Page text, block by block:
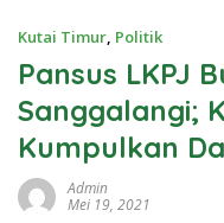
Kutai Timur, Politik
Pansus LKPJ
Sanggalangi;
Kumpulkan
Admin
Mei 19, 2021